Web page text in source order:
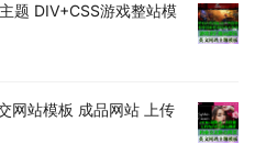
题 DIV+CSS游戏整站模
网站模板 成品网站 上传